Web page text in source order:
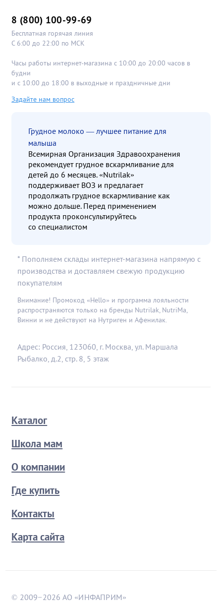
8 (800) 100-99-69
Бесплатная горячая линия
С 6:00 до 22:00 по МСК
Часы работы интернет-магазина с 10:00 до 20:00 часов в
будни
и с 10:00 до 18:00 в выходные и праздничные дни
Задайте нам вопрос
Грудное молоко — лучшее питание для
малыша
Всемирная Организация Здравоохранения
рекомендует грудное вскармливание для
детей до 6 месяцев. «Nutrilak»
поддерживает ВОЗ и предлагает
продолжать грудное вскармливание как
можно дольше. Перед применением
продукта проконсультируйтесь
со специалистом
* Пополняем склады интернет-магазина напрямую с
производства и доставляем свежую продукцию
покупателям
Внимание! Промокод «Hello» и программа лояльности
распространяются только на бренды Nutrilak, NutriMa,
Винни и не действуют на Нутриген и Афенилак.
Адрес: Россия, 123060, г. Москва, ул. Маршала
Рыбалко, д.2, стр. 8, 5 этаж
Каталог
Школа мам
О компании
Где купить
Контакты
Карта сайта
© 2009−2026 АО «ИНФАПРИМ»